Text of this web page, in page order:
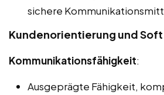
sichere
Kundenorientierung und Soft
Kommunikationsfähigkeit:
Ausgeprägte Fähigkeit,